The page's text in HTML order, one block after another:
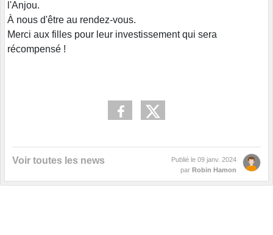
l'Anjou.
À nous d'être au rendez-vous.
Merci aux filles pour leur investissement qui sera
récompensé !
Voir toutes les news Publié le 09 janv. 2024
par Robin Hamon